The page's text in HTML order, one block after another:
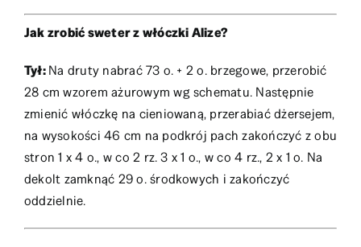
Jak zrobić sweter z włóczki Alize?
Tył:Na druty nabrać 73 o. + 2 o. brzegowe, przerobić
28 cm wzorem ażurowym wg schematu. Następnie
zmienić włóczkę na cieniowaną, przerabiać dżersejem,
na wysokości 46 cm na podkrój pach zakończyć z obu
stron 1 x 4 o., w co 2 rz. 3 x 1 o., w co 4 rz., 2 x 1 o. Na
dekolt zamknąć 29 o. środkowych i zakończyć
oddzielnie.